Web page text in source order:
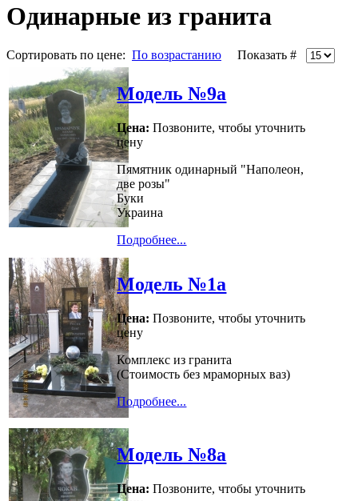
Одинарные из гранита
Сортировать по цене: По возрастанию Показать #
Модель №9а
Цена: Позвоните, чтобы уточнить
цену
Пямятник одинарный "Наполеон,
две розы"
Буки
Украина
Подробнее...
Модель №1а
Цена: Позвоните, чтобы уточнить
цену
Комплекс из гранита
(Стоимость без мраморных ваз)
Подробнее...
Модель №8а
Цена: Позвоните, чтобы уточнить